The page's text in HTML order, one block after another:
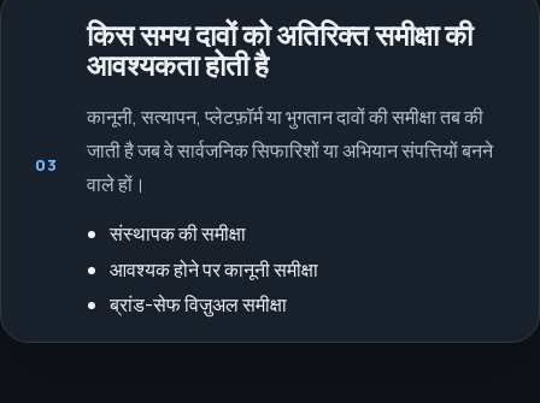
03
किस समय दावों को अतिरिक्त समीक्षा की
आवश्यकता होती है
कानूनी, सत्यापन, प्लेटफ़ॉर्म या भुगतान दावों की समीक्षा तब की
जाती है जब वे सार्वजनिक सिफारिशों या अभियान संपत्तियों बनने
वाले हों।
संस्थापक की समीक्षा
आवश्यक होने पर कानूनी समीक्षा
ब्रांड-सेफ विज़ुअल समीक्षा